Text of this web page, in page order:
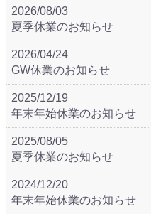
2026/08/03
夏季休業のお知らせ
2026/04/24
GW休業のお知らせ
2025/12/19
年末年始休業のお知らせ
2025/08/05
夏季休業のお知らせ
2024/12/20
年末年始休業のお知らせ